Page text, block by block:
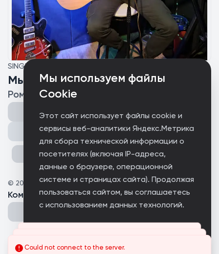
Мы используем файлы
Cookie
Этот сайт использует файлы cookie и
сервисы веб-аналитики Яндекс.Метрика
для сбора технической информации о
посетителях (включая IP-адреса,
данные о браузере, операционной
системе и страницах сайта). Продолжая
пользоваться сайтом, вы соглашаетесь
с использованием данных технологий.
SINGLE
Мы за родину
Рома Risus
Поделиться
© 2025 Risus
Комментарии(0 )